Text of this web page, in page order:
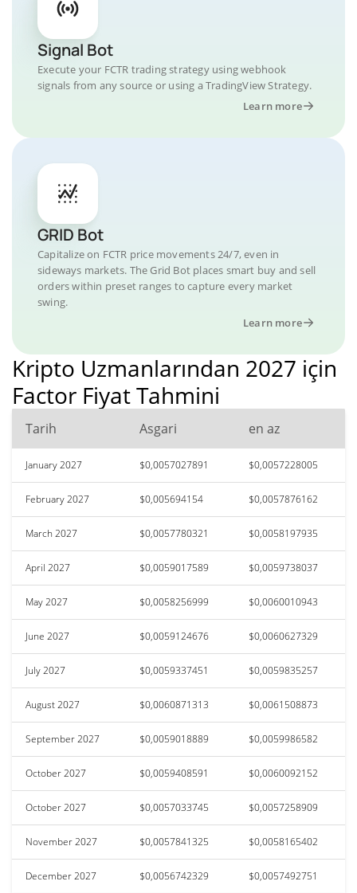
Signal Bot
Execute your FCTR trading strategy using webhook
signals from any source or using a TradingView Strategy.
Learn more
GRID Bot
Capitalize on FCTR price movements 24/7, even in
sideways markets. The Grid Bot places smart buy and sell
orders within preset ranges to capture every market
swing.
Learn more
Kripto Uzmanlarından 2027 için
Factor Fiyat Tahmini
Tarih Asgari en az
January 2027 $0,0057027891 $0,0057228005
February 2027 $0,005694154 $0,0057876162
March 2027 $0,0057780321 $0,0058197935
April 2027 $0,0059017589 $0,0059738037
May 2027 $0,0058256999 $0,0060010943
June 2027 $0,0059124676 $0,0060627329
July 2027 $0,0059337451 $0,0059835257
August 2027 $0,0060871313 $0,0061508873
September 2027 $0,0059018889 $0,0059986582
October 2027 $0,0059408591 $0,0060092152
October 2027 $0,0057033745 $0,0057258909
November 2027 $0,0057841325 $0,0058165402
December 2027 $0,0056742329 $0,0057492751